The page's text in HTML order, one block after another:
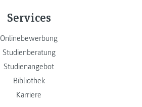
Services
Onlinebewerbung
Studienberatung
Studienangebot
Bibliothek
Karriere